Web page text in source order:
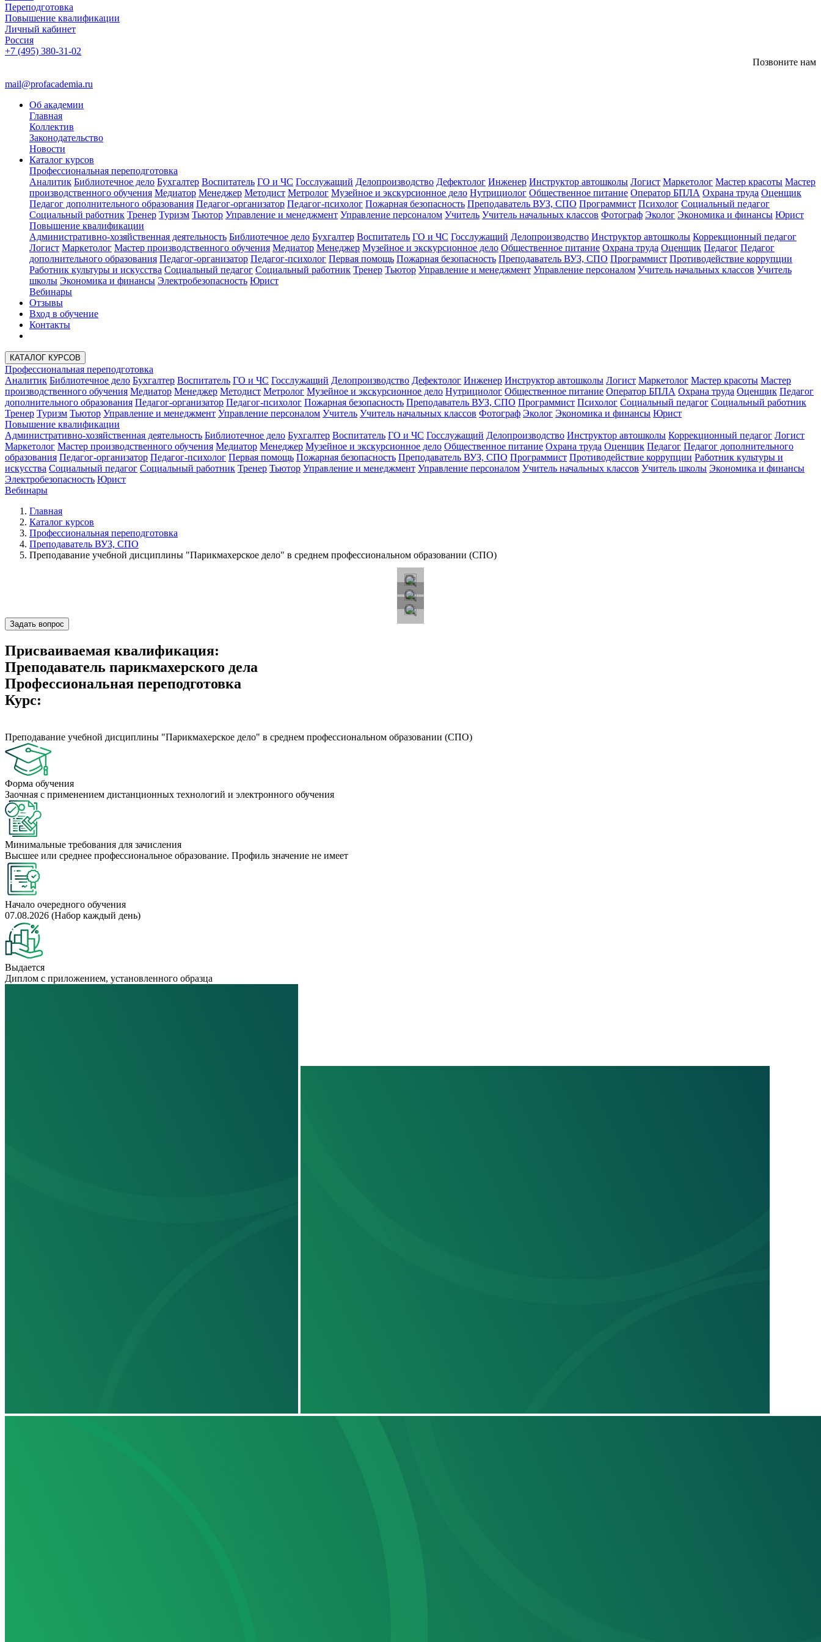
Переподготовка
Повышение квалификации
Личный кабинет
Россия
+7 (495) 380-31-02
Позвоните нам
mail@profacademia.ru
Об академии
Главная
Коллектив
Законодательство
Новости
Каталог курсов
Профессиональная переподготовка
Аналитик Библиотечное дело Бухгалтер Воспитатель ГО и ЧС Госслужащий Делопроизводство Дефектолог Инженер Инструктор автошколы Логист Маркетолог Мастер красоты Мастер
производственного обучения Медиатор Менеджер Методист Метролог Музейное и экскурсионное дело Нутрициолог Общественное питание Оператор БПЛА Охрана труда Оценщик
Педагог дополнительного образования Педагог-организатор Педагог-психолог Пожарная безопасность Преподаватель ВУЗ, СПО Программист Психолог Социальный педагог
Социальный работник Тренер Туризм Тьютор Управление и менеджмент Управление персоналом Учитель Учитель начальных классов Фотограф Эколог Экономика и финансы Юрист
Повышение квалификации
Административно-хозяйственная деятельность Библиотечное дело Бухгалтер Воспитатель ГО и ЧС Госслужащий Делопроизводство Инструктор автошколы Коррекционный педагог
Логист Маркетолог Мастер производственного обучения Медиатор Менеджер Музейное и экскурсионное дело Общественное питание Охрана труда Оценщик Педагог Педагог
дополнительного образования Педагог-организатор Педагог-психолог Первая помощь Пожарная безопасность Преподаватель ВУЗ, СПО Программист Противодействие коррупции
Работник культуры и искусства Социальный педагог Социальный работник Тренер Тьютор Управление и менеджмент Управление персоналом Учитель начальных классов Учитель
школы Экономика и финансы Электробезопасность Юрист
Вебинары
Отзывы
Вход в обучение
Контакты
КАТАЛОГ КУРСОВ
Профессиональная переподготовка
Аналитик Библиотечное дело Бухгалтер Воспитатель ГО и ЧС Госслужащий Делопроизводство Дефектолог Инженер Инструктор автошколы Логист Маркетолог Мастер красоты Мастер
производственного обучения Медиатор Менеджер Методист Метролог Музейное и экскурсионное дело Нутрициолог Общественное питание Оператор БПЛА Охрана труда Оценщик Педагог
дополнительного образования Педагог-организатор Педагог-психолог Пожарная безопасность Преподаватель ВУЗ, СПО Программист Психолог Социальный педагог Социальный работник
Тренер Туризм Тьютор Управление и менеджмент Управление персоналом Учитель Учитель начальных классов Фотограф Эколог Экономика и финансы Юрист
Повышение квалификации
Административно-хозяйственная деятельность Библиотечное дело Бухгалтер Воспитатель ГО и ЧС Госслужащий Делопроизводство Инструктор автошколы Коррекционный педагог Логист
Маркетолог Мастер производственного обучения Медиатор Менеджер Музейное и экскурсионное дело Общественное питание Охрана труда Оценщик Педагог Педагог дополнительного
образования Педагог-организатор Педагог-психолог Первая помощь Пожарная безопасность Преподаватель ВУЗ, СПО Программист Противодействие коррупции Работник культуры и
искусства Социальный педагог Социальный работник Тренер Тьютор Управление и менеджмент Управление персоналом Учитель начальных классов Учитель школы Экономика и финансы
Электробезопасность Юрист
Вебинары
Главная
Каталог курсов
Профессиональная переподготовка
Преподаватель ВУЗ, СПО
Преподавание учебной дисциплины "Парикмахерское дело" в среднем профессиональном образовании (СПО)
Задать вопрос
Присваиваемая квалификация:
Преподаватель парикмахерского дела
Профессиональная переподготовка
Курс:
Преподавание учебной дисциплины "Парикмахерское дело" в среднем профессиональном образовании (СПО)
Форма обучения
Заочная с применением дистанционных технологий и электронного обучения
Минимальные требования для зачисления
Высшее или среднее профессиональное образование. Профиль значение не имеет
Начало очередного обучения
07.08.2026 (Набор каждый день)
Выдается
Диплом с приложением, установленного образца